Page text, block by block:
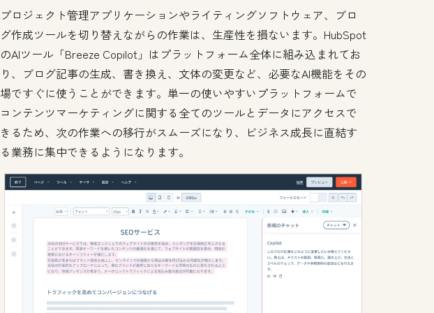
プロジェクト管理アプリケーションやライティングソフトウェア、ブロ
グ作成ツールを切り替えながらの作業は、生産性を損ないます。HubSpot
のAIツール「Breeze Copilot」はプラットフォーム全体に組み込まれてお
り、ブログ記事の生成、書き換え、文体の変更など、必要なAI機能をその
場ですぐに使うことができます。単一の使いやすいプラットフォームで
コンテンツマーケティングに関する全てのツールとデータにアクセスで
きるため、次の作業への移行がスムーズになり、ビジネス成長に直結す
る業務に集中できるようになります。